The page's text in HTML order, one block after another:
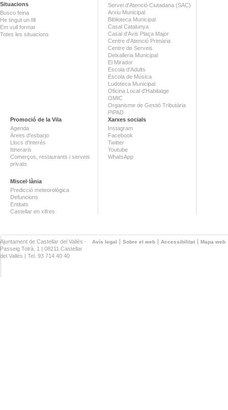
Situacions
Busco feina
He tingut un fill
Em vull formar
Totes les situacions
Servei d'Atenció Ciutadana (SAC)
Arxiu Municipal
Biblioteca Municipal
Casal Catalunya
Casal d'Avis Plaça Major
Centre d'Atenció Primària
Centre de Serveis
Deixalleria Municipal
El Mirador
Escola d'Adults
Escola de Música
Ludoteca Municipal
Oficina Local d'Habitatge
OMIC
Organisme de Gestió Tributària
PIPAD
Promoció de la Vila
Agenda
Àrees d'esbarjo
Llocs d'interès
Itineraris
Comerços, restaurants i serveis
privats
Miscel·lània
Predicció meteorològica
Defuncions
Entitats
Castellar en xifres
Xarxes socials
Instagram
Facebook
Twitter
Youtube
WhatsApp
Avís legal Sobre el web Accessibilitat Mapa web
Ajuntament de Castellar del Vallès ·
Passeig Tolrà, 1 | 08211 Castellar
del Vallès | Tel. 93 714 40 40